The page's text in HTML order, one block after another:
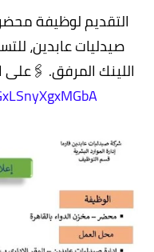
التقديم لوظيفة
صيدليات عابدين،
اللينك المرفق. 🖇على ان